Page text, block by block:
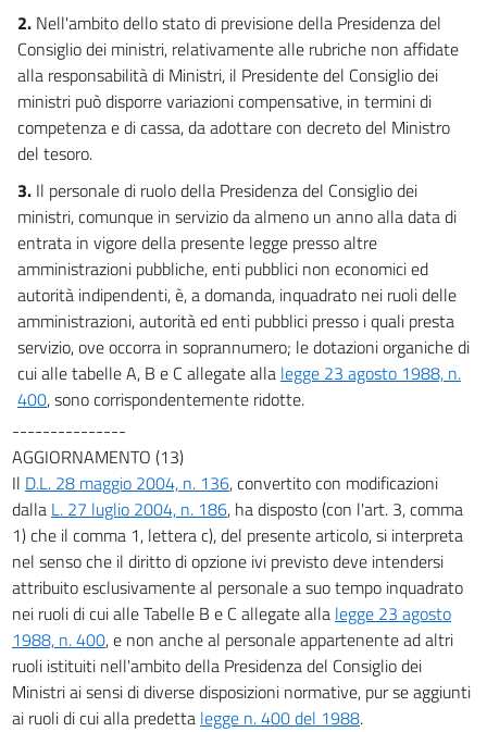
2. Nell'ambito dello stato di previsione della Presidenza del
Consiglio dei ministri, relativamente alle rubriche non affidate
alla responsabilità di Ministri, il Presidente del Consiglio dei
ministri può disporre variazioni compensative, in termini di
competenza e di cassa, da adottare con decreto del Ministro
del tesoro.
3. Il personale di ruolo della Presidenza del Consiglio dei
ministri, comunque in servizio da almeno un anno alla data di
entrata in vigore della presente legge presso altre
amministrazioni pubbliche, enti pubblici non economici ed
autorità indipendenti, è, a domanda, inquadrato nei ruoli delle
amministrazioni, autorità ed enti pubblici presso i quali presta
servizio, ove occorra in soprannumero; le dotazioni organiche di
cui alle tabelle A, B e C allegate alla legge 23 agosto 1988, n.
400, sono corrispondentemente ridotte.
---------------
AGGIORNAMENTO (13)
Il D.L. 28 maggio 2004, n. 136, convertito con modificazioni
dalla L. 27 luglio 2004, n. 186, ha disposto (con l'art. 3, comma
1) che il comma 1, lettera c), del presente articolo, si interpreta
nel senso che il diritto di opzione ivi previsto deve intendersi
attribuito esclusivamente al personale a suo tempo inquadrato
nei ruoli di cui alle Tabelle B e C allegate alla legge 23 agosto
1988, n. 400, e non anche al personale appartenente ad altri
ruoli istituiti nell'ambito della Presidenza del Consiglio dei
Ministri ai sensi di diverse disposizioni normative, pur se aggiunti
ai ruoli di cui alla predetta legge n. 400 del 1988.